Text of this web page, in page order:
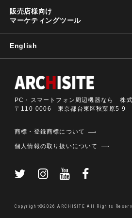
販売店様向け
マーケティングツール
English
PC・スマートフォン周辺機器なら 株
〒110-0006 東京都台東区秋葉原5-9
商標・登録商標について
個人情報の取り扱いについて
Copyright©2026 ARCHISITE All Rights